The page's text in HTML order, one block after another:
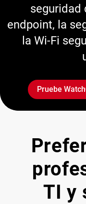
seguridad
endpoint, la
la Wi-Fi
Pruebe
TI y